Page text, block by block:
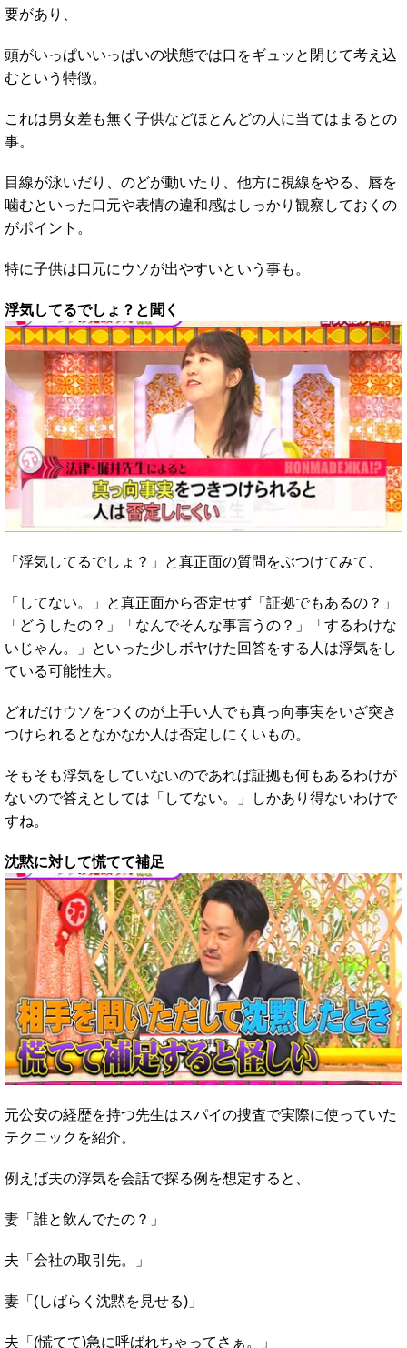
要があり、
頭がいっぱいいっぱいの状態では口をギュッと閉じて考え込
むという特徴。
これは男女差も無く子供などほとんどの人に当てはまるとの
事。
目線が泳いだり、のどが動いたり、他方に視線をやる、唇を
噛むといった口元や表情の違和感はしっかり観察しておくの
がポイント。
特に子供は口元にウソが出やすいという事も。
浮気してるでしょ？と聞く
「浮気してるでしょ？」と真正面の質問をぶつけてみて、
「してない。」と真正面から否定せず「証拠でもあるの？」
「どうしたの？」「なんでそんな事言うの？」「するわけな
いじゃん。」といった少しボヤけた回答をする人は浮気をし
ている可能性大。
どれだけウソをつくのが上手い人でも真っ向事実をいざ突き
つけられるとなかなか人は否定しにくいもの。
そもそも浮気をしていないのであれば証拠も何もあるわけが
ないので答えとしては「してない。」しかあり得ないわけで
すね。
沈黙に対して慌てて補足
元公安の経歴を持つ先生はスパイの捜査で実際に使っていた
テクニックを紹介。
例えば夫の浮気を会話で探る例を想定すると、
妻「誰と飲んでたの？」
夫「会社の取引先。」
妻「(しばらく沈黙を見せる)」
夫「(慌てて)急に呼ばれちゃってさぁ。」